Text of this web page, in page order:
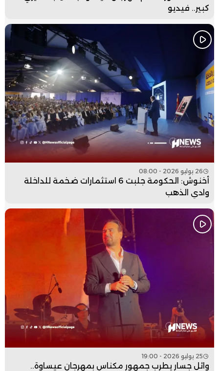
كبير.. فيديو
26 يوليو 2026 - 08:00
أخنوش: الحكومة جلبت 6 استثمارات ضخمة للداخلة
وادي الذهب
25 يوليو 2026 - 19:00
وائل جسار يطرب جمهور مكناس بمهرجان عيساوة..